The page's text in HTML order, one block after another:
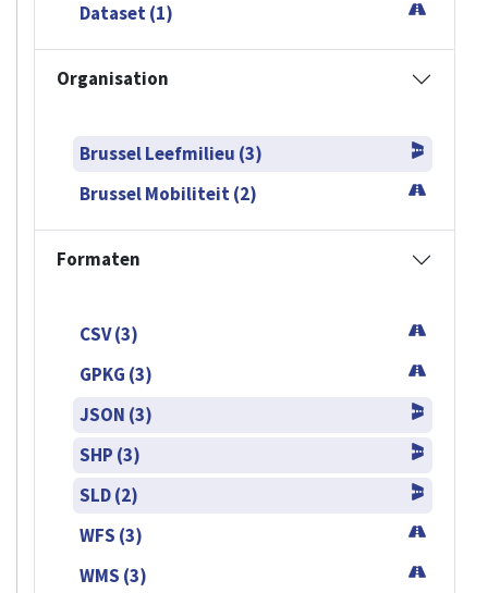
Dataset (1)
Organisation
Brussel Leefmilieu (3)
Brussel Mobiliteit (2)
Formaten
CSV (3)
GPKG (3)
JSON (3)
SHP (3)
SLD (2)
WFS (3)
WMS (3)